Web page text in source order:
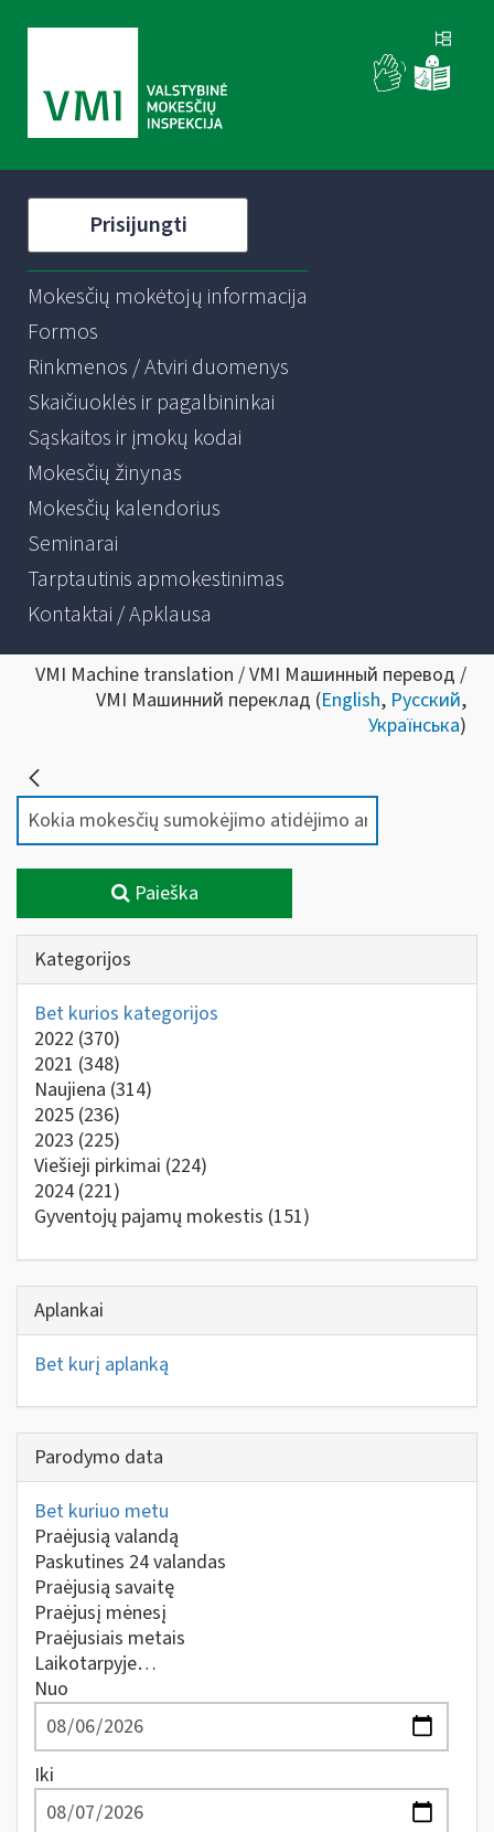
Prisijungti
Mokesčių mokėtojų informacija
Formos
Rinkmenos / Atviri duomenys
Skaičiuoklės ir pagalbininkai
Sąskaitos ir įmokų kodai
Mokesčių žinynas
Mokesčių kalendorius
Seminarai
Tarptautinis apmokestinimas
Kontaktai / Apklausa
VMI Machine translation / VMI Машинный перевод /
VMI Машинний переклад (English, Русский,
Українська)
Paieška
Kategorijos
Bet kurios kategorijos
2022 (370)
2021 (348)
Naujiena (314)
2025 (236)
2023 (225)
Viešieji pirkimai (224)
2024 (221)
Gyventojų pajamų mokestis (151)
Aplankai
Bet kurį aplanką
Parodymo data
Bet kuriuo metu
Praėjusią valandą
Paskutines 24 valandas
Praėjusią savaitę
Praėjusį mėnesį
Praėjusiais metais
Laikotarpyje…
Nuo
Iki